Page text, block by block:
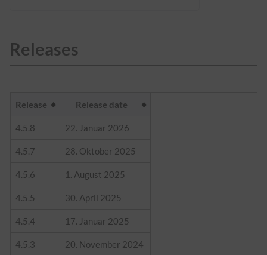
Releases
Release Release date
4.5.8 22. Januar 2026
4.5.7 28. Oktober 2025
4.5.6 1. August 2025
4.5.5 30. April 2025
4.5.4 17. Januar 2025
4.5.3 20. November 2024